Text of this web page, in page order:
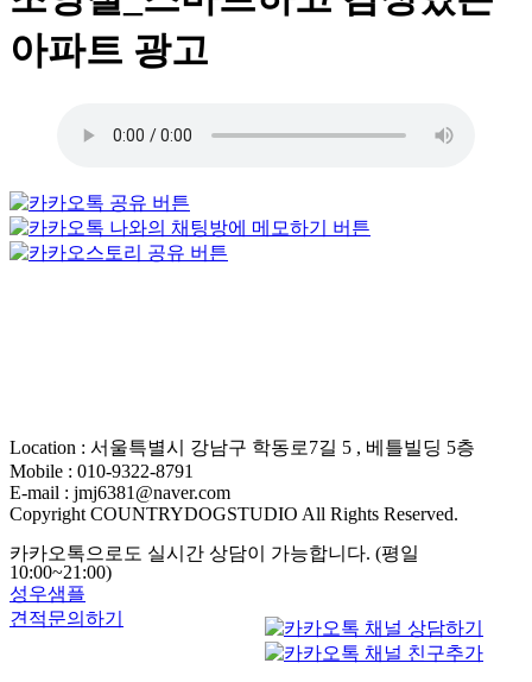
아파트 광고
Location : 서울특별시 강남구 학동로7길 5 , 베틀빌딩 5층
Mobile : 010-9322-8791
E-mail : jmj6381@naver.com
Copyright COUNTRYDOGSTUDIO All Rights Reserved.
카카오톡으로도 실시간 상담이 가능합니다. (평일
10:00~21:00)
성우샘플
견적문의하기